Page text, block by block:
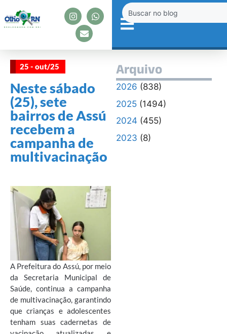
25 - out/25
Neste sábado
(25), sete
bairros de Assú
recebem a
campanha de
multivacinação
A Prefeitura do Assú, por meio
da Secretaria Municipal de
Saúde, continua a campanha
de multivacinação, garantindo
que crianças e adolescentes
tenham suas cadernetas de
Arquivo
2026 (838)
2025(1494)
2024 (455)
2023 (8)